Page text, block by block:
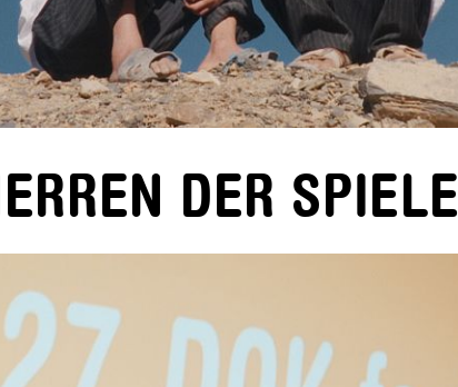
DER SPIELE